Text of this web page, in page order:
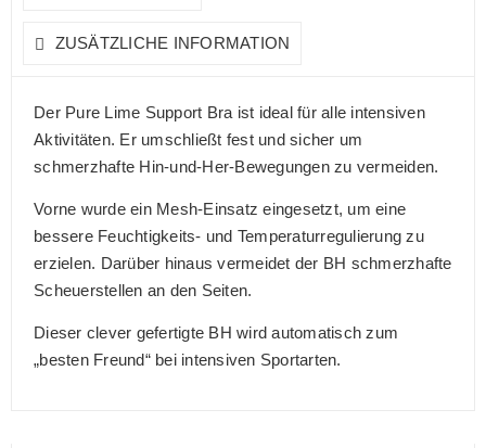
ZUSÄTZLICHE INFORMATION
Der Pure Lime Support Bra ist ideal für alle intensiven
Aktivitäten. Er umschließt fest und sicher um
schmerzhafte Hin-und-Her-Bewegungen zu vermeiden.
Vorne wurde ein Mesh-Einsatz eingesetzt, um eine
bessere Feuchtigkeits- und Temperaturregulierung zu
erzielen. Darüber hinaus vermeidet der BH schmerzhafte
Scheuerstellen an den Seiten.
Dieser clever gefertigte BH wird automatisch zum
„besten Freund“ bei intensiven Sportarten.